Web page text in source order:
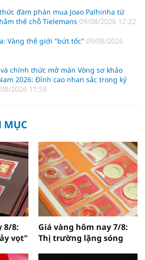
đàm phán mua Joao Palhinha từ
thế chỗ Tielemans 09/08/2026 12:22
Vàng thế giới "bứt tốc" 09/08/2026
chính thức mở màn Vòng sơ khảo
2026: Đỉnh cao nhan sắc trong kỷ
2026 11:59
MỤC
8/8:
vọt"
Giá vàng hôm nay 7/8:
Thị trường lặng sóng